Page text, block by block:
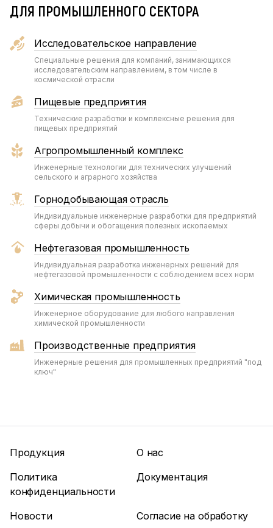
ДЛЯ ПРОМЫШЛЕННОГО СЕКТОРА
Исследовательское направление
Специальные решения для компаний, занимающихся
исследовательским направлением, в том числе в
космической отрасли
Пищевые предприятия
Технические разработки и комплексные решения для
пищевых предприятий
Агропромышленный комплекс
Инженерные технологии для технических улучшений
сельского и аграрного хозяйства
Горнодобывающая отрасль
Индивидуальные инженерные разработки для предприятий
сферы добычи и обогащения полезных ископаемых
Нефтегазовая промышленность
Индивидуальная разработка инженерных решений для
нефтегазовой промышленности с соблюдением всех норм
Химическая промышленность
Инженерное оборудование для любого направления
химической промышленности
Производственные предприятия
Инженерные решения для промышленных предприятий "под
ключ"
Продукция
О нас
Политика
конфиденциальности
Документация
Новости
Согласие на обработку